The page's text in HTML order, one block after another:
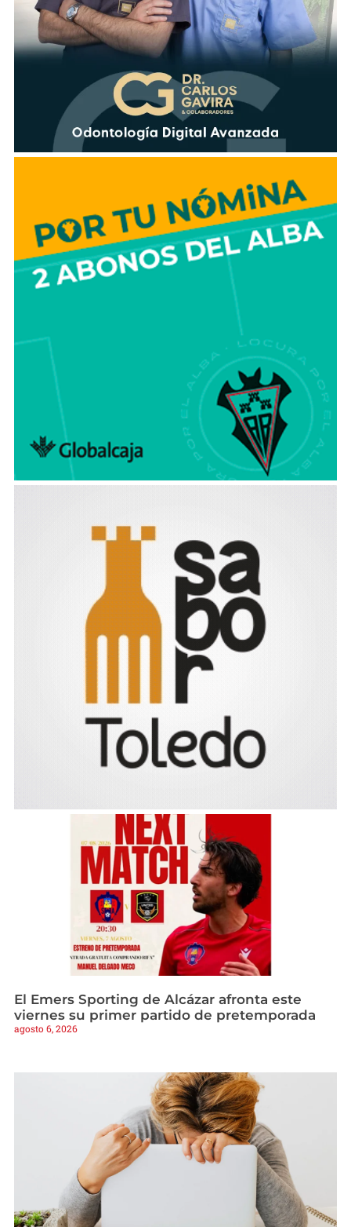
El Emers Sporting de Alcázar afronta este
viernes su primer partido de pretemporada
agosto 6, 2026